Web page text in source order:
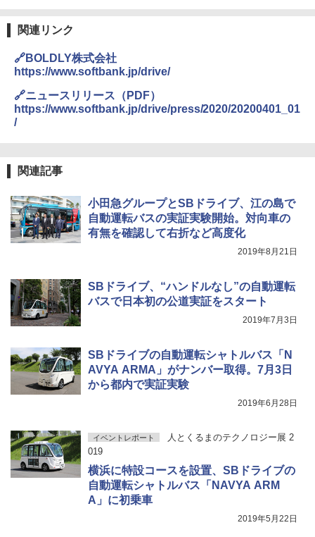
関連リンク
🔗BOLDLY株式会社
https://www.softbank.jp/drive/
🔗ニュースリリース（PDF）
https://www.softbank.jp/drive/press/2020/20200401_01
/
関連記事
小田急グループとSBドライブ、江の島で
自動運転バスの実証実験開始。対向車の
有無を確認して右折など高度化
2019年8月21日
SBドライブ、“ハンドルなし”の自動運転
バスで日本初の公道実証をスタート
2019年7月3日
SBドライブの自動運転シャトルバス「N
AVYA ARMA」がナンバー取得。7月3日
から都内で実証実験
2019年6月28日
イベントレポート
人とくるまのテクノロジー展 2
019
横浜に特設コースを設置、SBドライブの
自動運転シャトルバス「NAVYA ARM
A」に初乗車
2019年5月22日